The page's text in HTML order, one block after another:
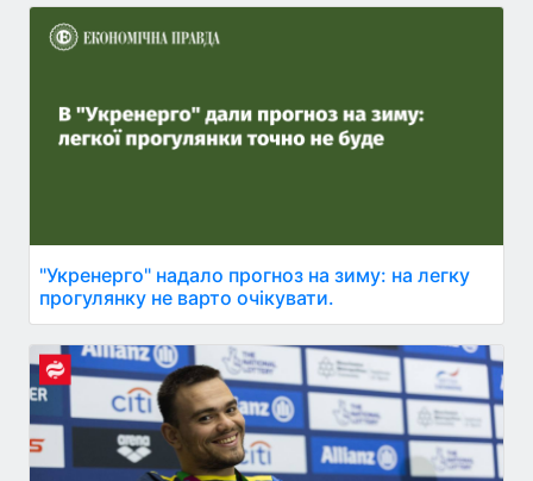
"Укренерго" надало прогноз на зиму: на легку
прогулянку не варто очікувати.